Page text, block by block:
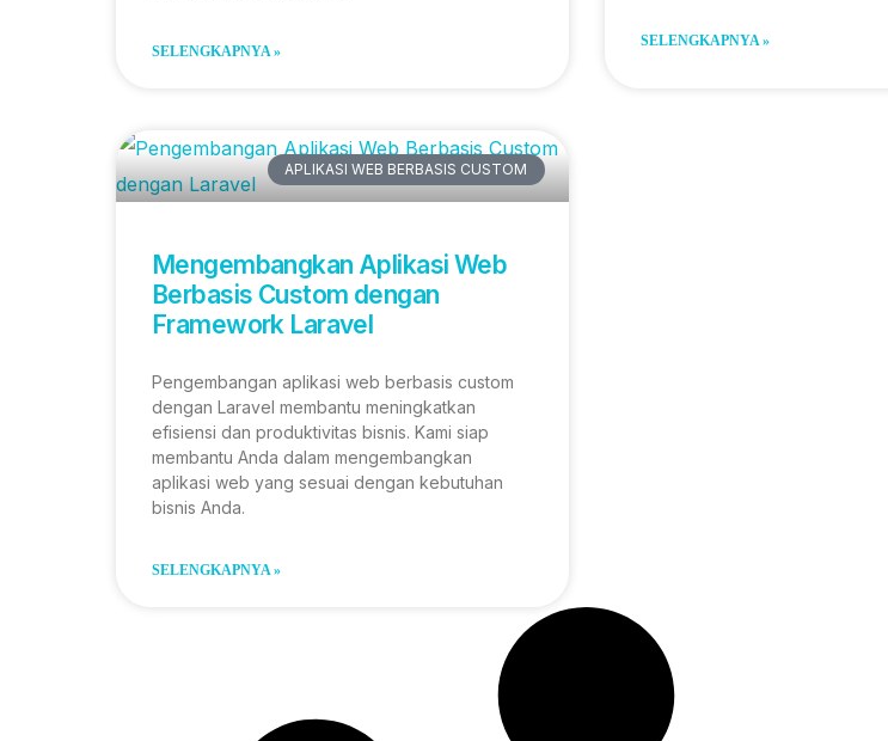
SELENGKAPNYA »
SELENGKAPNYA »
APLIKASI WEB BERBASIS CUSTOM
Mengembangkan Aplikasi Web
Berbasis Custom dengan
Framework Laravel
Pengembangan aplikasi web berbasis custom
dengan Laravel membantu meningkatkan
efisiensi dan produktivitas bisnis. Kami siap
membantu Anda dalam mengembangkan
aplikasi web yang sesuai dengan kebutuhan
bisnis Anda.
SELENGKAPNYA »